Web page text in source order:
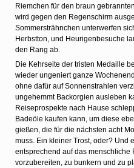
Riemchen für den braun
wird gegen den Regenschirm
Sommersträhnchen unterwerfen
Herbstton, und Heurigenbesuche
den Rang ab.
Die Kehrseite der tristen Medaille
wieder ungeniert ganze
ohne dafür auf Sonnenstrahlen
ungehemmt Backorgien ausleben
Reiseprospekte nach Hause
Badeöle kaufen kann, um diese
gießen, die für die nächsten acht
muss. Ein kleiner Trost, oder? Und
entsprechend auf das menschliche
vorzubereiten, zu bunkern und zu